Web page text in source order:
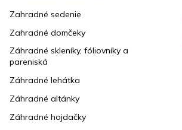
Zahradné sedenie
Zahradné domčeky
Záhradné skleníky, fóliovníky a
pareniská
Záhradné lehátka
Záhradné altánky
Záhradné hojdačky